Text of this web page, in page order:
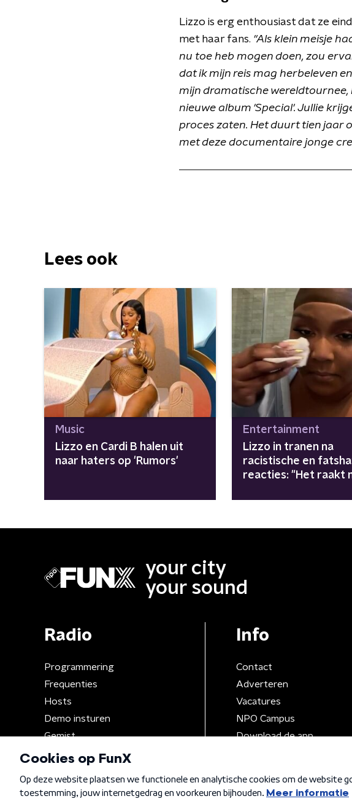
Lizzo is erg enthousiast dat ze
met haar fans. "Als klein meisje
nu toe heb mogen doen, zou
dat ik mijn reis mag herbeleven
mijn dramatische wereldtournee,
nieuwe album 'Special'. Jullie
proces zaten. Het duurt tien jaar
met deze documentaire jonge
Lees ook
Music
Lizzo en Cardi B halen uit
naar haters op 'Rumors'
Entertainment
Lizzo in tranen na
racistische en
reacties: "Het raakt
your city
your sound
Radio
Programmering
Frequenties
Hosts
Demo insturen
Gemist
Info
Contact
Adverteren
Vacatures
NPO Campus
Download de app
Algemene voorwaarden Privacybeleid